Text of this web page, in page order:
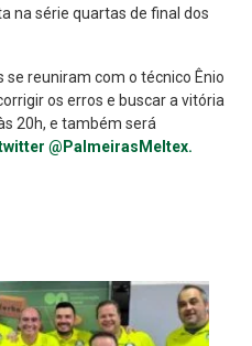
na série quartas de final dos
se reuniram com o técnico Ênio
os erros e buscar a vitória
20h, e também será
@PalmeirasMeltex.